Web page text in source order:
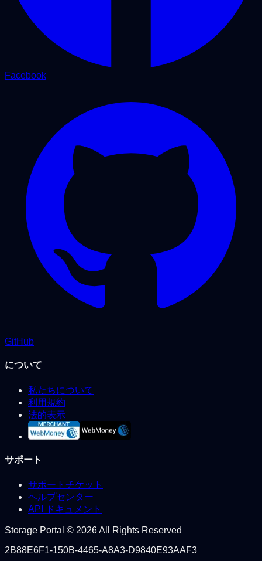
Facebook
GitHub
について
私たちについて
利用規約
法的表示
サポート
サポートチケット
ヘルプセンター
API ドキュメント
Storage Portal © 2026 All Rights Reserved
2B88E6F1-150B-4465-A8A3-D9840E93AAF3